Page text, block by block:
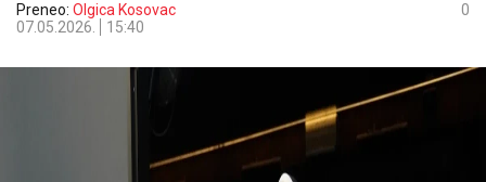
Preneo: Olgica Kosovac
07.05.2026.
15:40
0